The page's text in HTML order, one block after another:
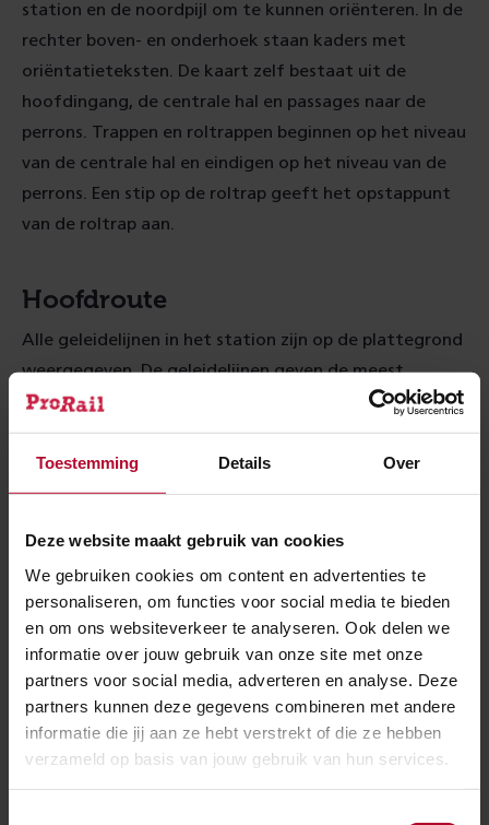
Toestemming Details Over
Deze website maakt gebruik van cookies
We gebruiken cookies om content en advertenties te
personaliseren, om functies voor social media te bieden
en om ons websiteverkeer te analyseren. Ook delen we
informatie over jouw gebruik van onze site met onze
partners voor social media, adverteren en analyse. Deze
partners kunnen deze gegevens combineren met andere
informatie die jij aan ze hebt verstrekt of die ze hebben
verzameld op basis van jouw gebruik van hun services.
station en de noordpijl om te kunnen oriënteren. In de
rechter boven- en onderhoek staan kaders met
oriëntatieteksten. De kaart zelf bestaat uit de
hoofdingang, de centrale hal en passages naar de
perrons. Trappen en roltrappen beginnen op het niveau
van de centrale hal en eindigen op het niveau van de
perrons. Een stip op de roltrap geeft het opstappunt
van de roltrap aan.
Hoofdroute
Alle geleidelijnen in het station zijn op de plattegrond
weergegeven. De geleidelijnen geven de meest
logische en veilige hoofdroute aan van de
hoofdingang van het station naar de perrons. De lijn
voert langs alle voorzieningen die belangrijk zijn voor
de treinreis. Denk aan de OV Service & Ticketswinkel,
trappen en liften. Geleidelijnen naar aansluitingen op
andere vormen van vervoer buiten het
stationsgebouw staan ook op deze kaart, mits de
ruimte op de kaart dat toelaat.
Eenduidig en voorspelbaar
Om de kaart overzichtelijk te houden kan het zijn dat
kleine in- en uitgangen er niet op staan. Ook trappen